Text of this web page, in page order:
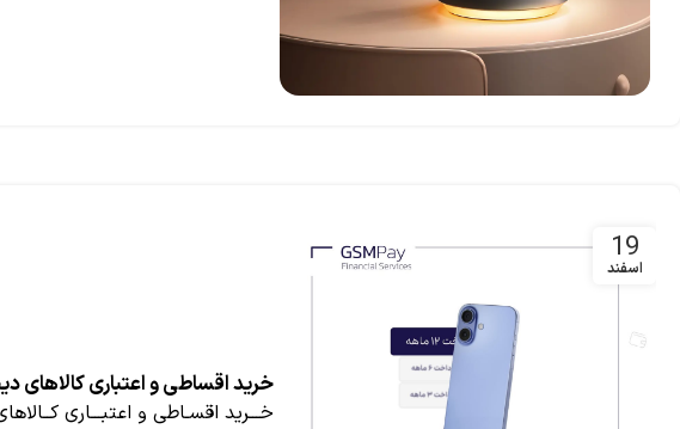
19
اسفند
خرید اقساطی و اعتباری کالاهای
خـــرید اقسـاطی و اعتبـــاری